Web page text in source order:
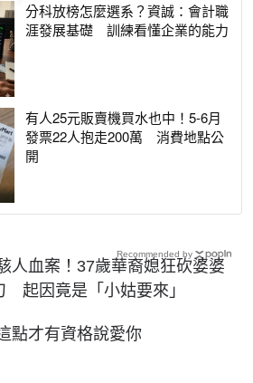
分科放榜怎麼選系？資誠：會計職
涯發展基礎 訓練看懂企業的能力
有人25元販賣機買水也中！5-6月
發票22人抱走200萬 消費地點公
開
人血案！37歲華裔媳狂砍婆婆
起因竟是「小姑要來」
點才有資格說愛你
Recommended by